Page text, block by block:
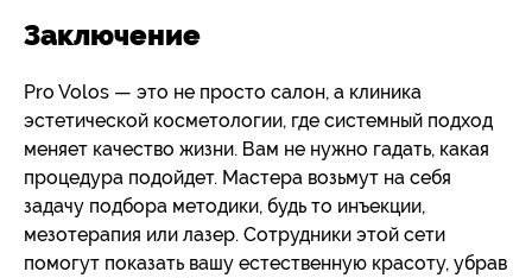
Заключение
Pro Volos — это не просто салон, а клиника
эстетической косметологии, где системный подход
меняет качество жизни. Вам не нужно гадать, какая
процедура подойдет. Мастера возьмут на себя
задачу подбора методики, будь то инъекции,
мезотерапия или лазер. Сотрудники этой сети
помогут показать вашу естественную красоту, убрав